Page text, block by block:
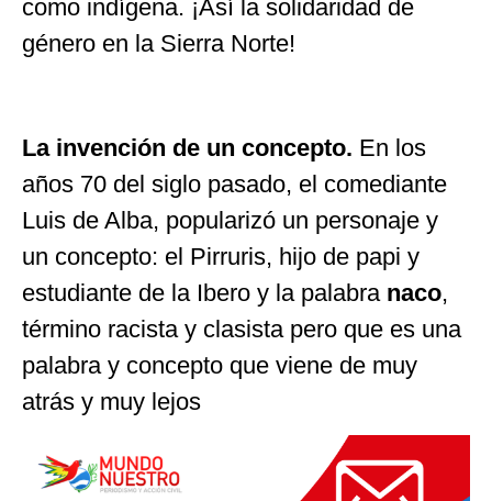
como indígena. ¡Así la solidaridad de
género en la Sierra Norte!
La invención de un concepto. En los
años 70 del siglo pasado, el comediante
Luis de Alba, popularizó un personaje y
un concepto: el Pirruris, hijo de papi y
estudiante de la Ibero y la palabra naco,
término racista y clasista pero que es una
palabra y concepto que viene de muy
atrás y muy lejos